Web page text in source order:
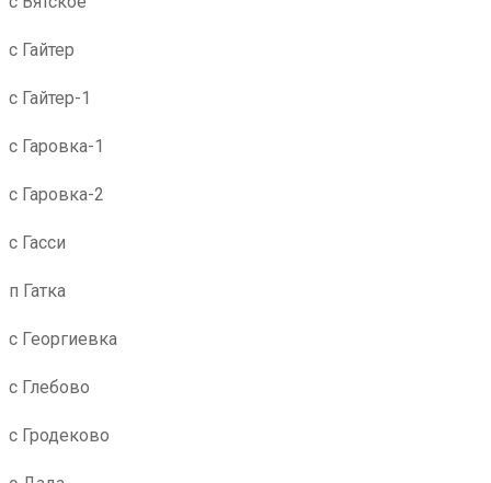
с Гайтер
с Гайтер-1
с Гаровка-1
с Гаровка-2
с Гасси
п Гатка
с Георгиевка
с Глебово
с Гродеково